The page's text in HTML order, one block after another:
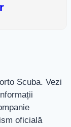
Scuba. Vezi
oficială